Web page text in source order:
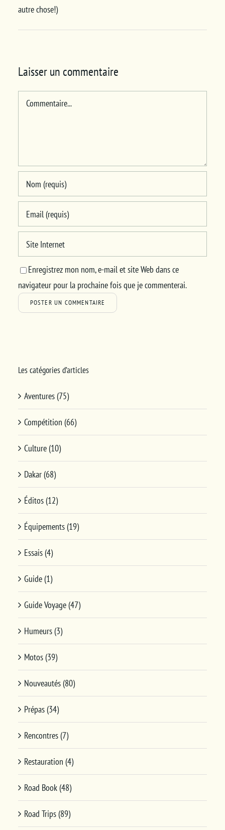
autre chose!)
Laisser un commentaire
Commentaire
Enregistrez mon nom, e-mail et site Web dans ce
navigateur pour la prochaine fois que je commenterai.
Les catégories d’articles
Aventures (75)
Compétition (66)
Culture (10)
Dakar (68)
Éditos (12)
Équipements (19)
Essais (4)
Guide (1)
Guide Voyage (47)
Humeurs (3)
Motos (39)
Nouveautés (80)
Prépas (34)
Rencontres (7)
Restauration (4)
Road Book (48)
Road Trips (89)